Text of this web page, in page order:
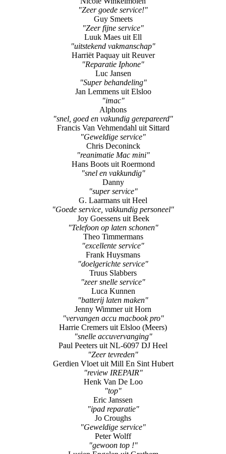
"Zeer goede service!"
Guy Smeets
"Zeer fijne service"
Luuk Maes uit Ell
"uitstekend vakmanschap"
Harriët Paquay uit Reuver
"Reparatie Iphone"
Luc Jansen
"Super behandeling"
Jan Lemmens uit Elsloo
"imac"
Alphons
"snel, goed en vakundig gerepareerd"
Francis Van Vehmendahl uit Sittard
"Geweldige service"
Chris Deconinck
"reanimatie Mac mini"
Hans Boots uit Roermond
"snel en vakkundig"
Danny
"super service"
G. Laarmans uit Heel
"Goede service, vakkundig personeel"
Joy Goessens uit Beek
"Telefoon op laten schonen"
Theo Timmermans
"excellente service"
Frank Huysmans
"doelgerichte service"
Truus Slabbers
"zeer snelle service"
Luca Kunnen
"batterij laten maken"
Jenny Wimmer uit Horn
"vervangen accu macbook pro"
Harrie Cremers uit Elsloo (Meers)
"snelle accuvervanging"
Paul Peeters uit NL-6097 DJ Heel
"Zeer tevreden"
Gerdien Vloet uit Mill En Sint Hubert
"review IREPAIR"
Henk Van De Loo
"top"
Eric Janssen
"ipad reparatie"
Jo Croughs
"Geweldige service"
Peter Wolff
"gewoon top !"